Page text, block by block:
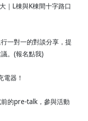
L棟與K棟間十字路口
一對一的對談分享，提
。(報名點我)
電器！
的pre-talk，參與活動